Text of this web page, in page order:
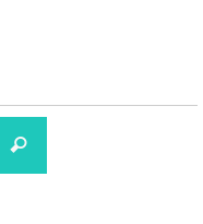
Search